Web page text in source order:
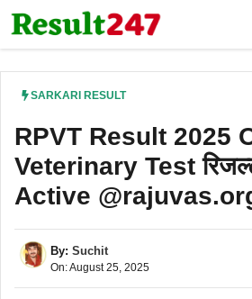
Skip
to
SARKARI RESULT
RPVT Result 2025
Veterinary Test
Active
By: Suchit
On: August 25, 2025